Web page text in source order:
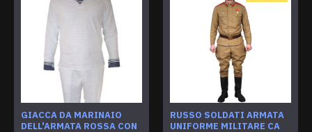
GIACCA DA MARINAIO
DELL'ARMATA ROSSA CON
RUSSO SOLDATI ARMATA
UNIFORME MILITARE CA